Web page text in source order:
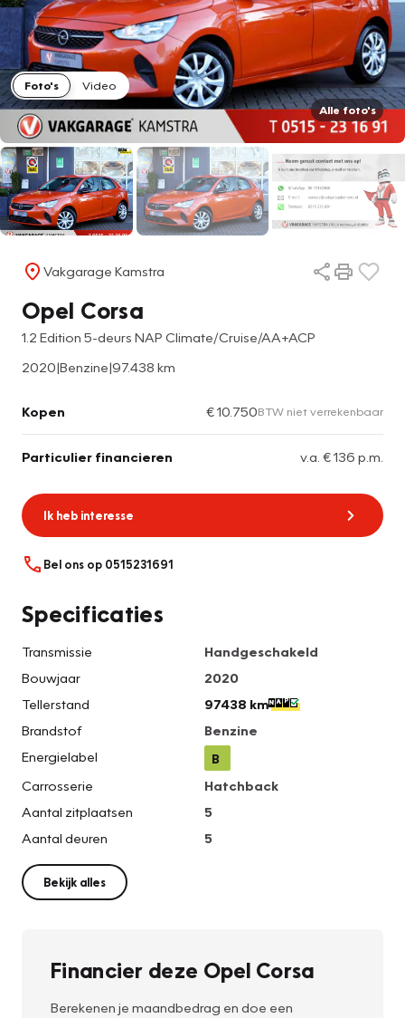
Foto's
Video
Alle foto's
Vakgarage Kamstra
Opel Corsa
1.2 Edition 5-deurs NAP Climate/Cruise/AA+ACP
2020|Benzine|97.438 km
Kopen € 10.750BTW niet verrekenbaar
Particulier financieren v.a. € 136 p.m.
Ik heb interesse
Bel ons op 0515231691
Specificaties
Transmissie
Handgeschakeld
Bouwjaar
2020
Tellerstand
97438 km
Brandstof
Benzine
Energielabel
B
Carrosserie
Hatchback
Aantal zitplaatsen
5
Aantal deuren
5
Bekijk alles
Financier deze Opel Corsa
Berekenen je maandbedrag en doe een